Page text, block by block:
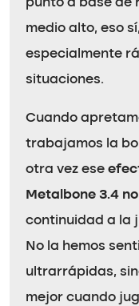
punto a base de
medio alto, eso
especialmente
situaciones.
Cuando
trabajamos la
otra vez ese
Metalbone 3.4
continuidad a la
No la hemos
ultrarrápidas,
mejor cuando